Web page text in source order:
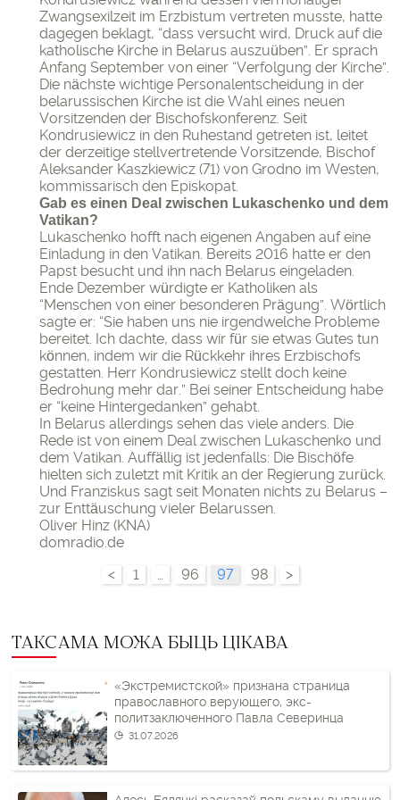
Zwangsexilzeit im Erzbistum vertreten musste, hatte
dagegen beklagt, “dass versucht wird, Druck auf die
katholische Kirche in Belarus auszuüben”. Er sprach
Anfang September von einer “Verfolgung der Kirche”.
Die nächste wichtige Personalentscheidung in der
belarussischen Kirche ist die Wahl eines neuen
Vorsitzenden der Bischofskonferenz. Seit
Kondrusiewicz in den Ruhestand getreten ist, leitet
der derzeitige stellvertretende Vorsitzende, Bischof
Aleksander Kaszkiewicz (71) von Grodno im Westen,
kommissarisch den Episkopat.
Gab es einen Deal zwischen Lukaschenko und dem
Vatikan?
Lukaschenko hofft nach eigenen Angaben auf eine
Einladung in den Vatikan. Bereits 2016 hatte er den
Papst besucht und ihn nach Belarus eingeladen.
Ende Dezember würdigte er Katholiken als
“Menschen von einer besonderen Prägung”. Wörtlich
sagte er: “Sie haben uns nie irgendwelche Probleme
bereitet. Ich dachte, dass wir für sie etwas Gutes tun
können, indem wir die Rückkehr ihres Erzbischofs
gestatten. Herr Kondrusiewicz stellt doch keine
Bedrohung mehr dar.” Bei seiner Entscheidung habe
er “keine Hintergedanken” gehabt.
In Belarus allerdings sehen das viele anders. Die
Rede ist von einem Deal zwischen Lukaschenko und
dem Vatikan. Auffällig ist jedenfalls: Die Bischöfe
hielten sich zuletzt mit Kritik an der Regierung zurück.
Und Franziskus sagt seit Monaten nichts zu Belarus –
zur Enttäuschung vieler Belarussen.
Oliver Hinz (KNA)
domradio.de
<
1 … 96 97 98 >
ТАКСАМА МОЖА БЫЦЬ ЦІКАВА
«Экстремистской» признана страница
православного верующего, экс-
политзаключенного Павла Северинца
31.07.2026